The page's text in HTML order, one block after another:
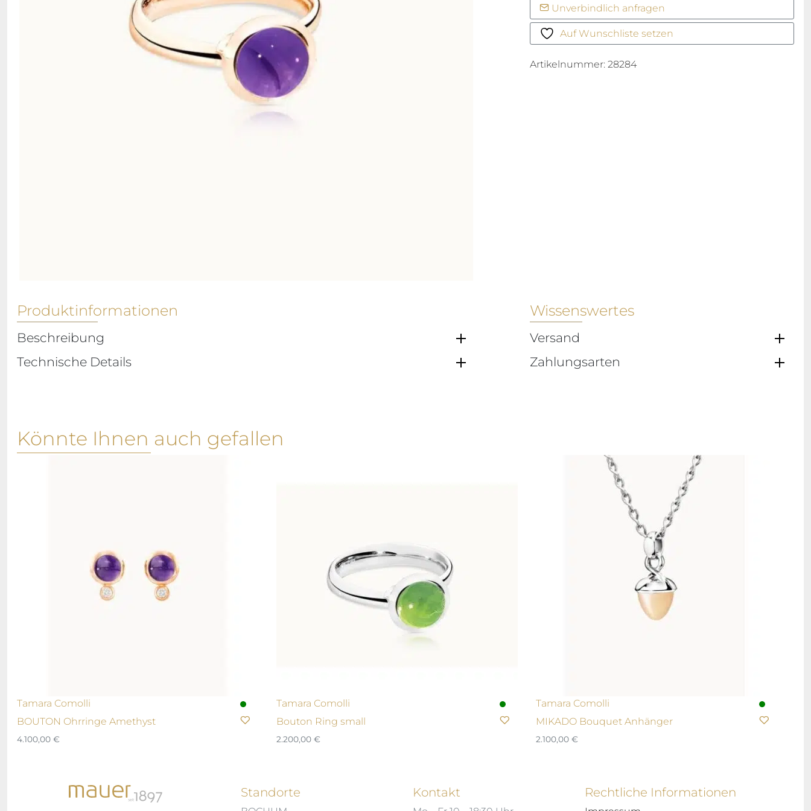
small
Menge
Unverbindlich anfragen
Auf Wunschliste setzen
Artikelnummer:28284
Produktinformationen
Beschreibung
Technische Details
Wissenswertes
Versand
Zahlungsarten
Könnte Ihnen auch gefallen
Tamara Comolli
BOUTON Ohrringe Amethyst
4.100,00 €
Tamara Comolli
Bouton Ring small
2.200,00 €
Tamara Comolli
MIKADO Bouquet Anhänger
2.100,00 €
Standorte Kontakt Rechtliche Informationen